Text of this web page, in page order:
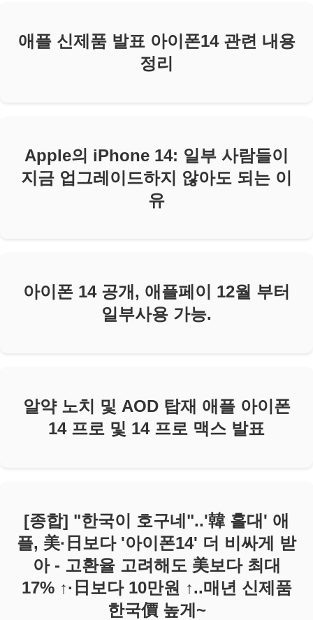
애플 신제품 발표 아이폰14 관련 내용
정리
Apple의 iPhone 14: 일부 사람들이
지금 업그레이드하지 않아도 되는 이
유
아이폰 14 공개, 애플페이 12월 부터
일부사용 가능.
알약 노치 및 AOD 탑재 애플 아이폰
14 프로 및 14 프로 맥스 발표
[종합] "한국이 호구네"..'韓 홀대' 애
플, 美·日보다 '아이폰14' 더 비싸게 받
아 - 고환율 고려해도 美보다 최대
17% ↑·日보다 10만원 ↑..매년 신제품
한국價 높게~